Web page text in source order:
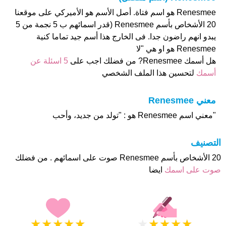
Renesmee هو اسم فتاة. أصل الأسم هو الأميركي على موقعنا
20 الأشخاص بأسم Renesmee (قدر اسمائهم ب 5 نجمة من 5
يبدو انهم راضون جدا. فى الخارج هذا أسم جيد تماما كنية
Renesmee هو او هي "لا
هل أسمك Renesmee? من فضلك اجب على
5 اسئلة عن
أسمك لتحسين هذا الملف الشخصي
معني Renesmee
"معني اسم Renesmee هو : "تولد من جديد، وأحب
التصنيف
20 الأشخاص بأسم Renesmee صوت على اسمائهم . من فضلك
صوت على اسمك ايضا